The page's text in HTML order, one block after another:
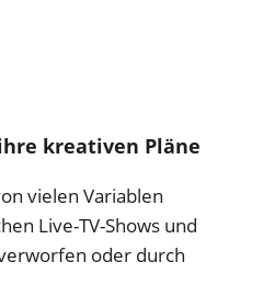
kreativen Pläne
vielen Variablen
Live-TV-Shows und
oder durch